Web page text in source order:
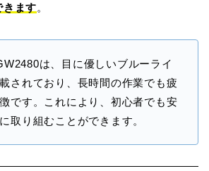
きます。
は、目に優しいブルーライ
されており、長時間の作業でも疲
です。これにより、初心者でも安
取り組むことができます。